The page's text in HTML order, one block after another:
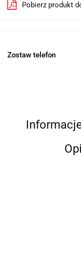
Pobierz produkt
Zostaw telefon